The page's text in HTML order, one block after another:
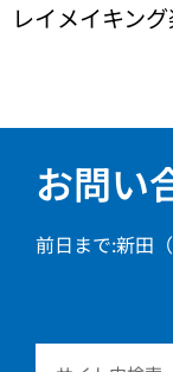
レイメイキン
お問い
前日まで:新田